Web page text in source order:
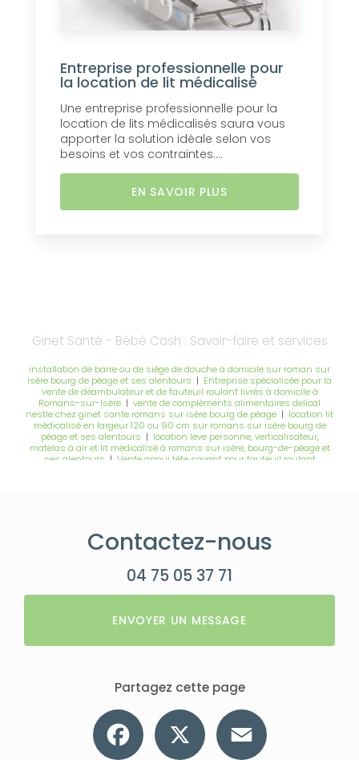
Entreprise professionnelle pour
la location de lit médicalisé
Une entreprise professionnelle pour la
location de lits médicalisés saura vous
apporter la solution idéale selon vos
besoins et vos contraintes....
EN SAVOIR PLUS
Ginet Santé - Bébé Cash : Savoir-faire et services
installation de barre ou de siège de douche à domicile sur roman sur
isère bourg de péage et ses alentours | Entreprise spécialisée pour la
vente de déambulateur et de fauteuil roulant livrés à domicile à
Romans-sur-Isère | vente de compléments alimentaires delical
nestle chez ginet sante romans sur isère bourg de péage | location lit
médicalisé en largeur 120 ou 90 cm sur romans sur isère bourg de
péage et ses alentours | location leve personne, verticalisateur,
matelas à air et lit médicalisé à romans sur isère, bourg-de-péage et
ses alentours | Vente appui tête savant pour fauteuil roulant
bourg de péage|Entreprise spécialisée dans la location de lit
médicalisé et fauteuil roulant à Bourg-de-Péage|vente de fauteuil
vente de protection incontinence du prématuré à la
taille adulte marque ontex tena et freelife abena
médicalisé avec barrières et potence en largeur de 120 cm ou de 90 cm
couche pour bébé à Bourg-de-Péage|location fauteuil roulant
manuel toute largeur avec dossier fixe ou inclinable sur romans et ses
Contactez-nous
04 75 05 37 71
ENVOYER UN MESSAGE
Partagez cette page
Facebook